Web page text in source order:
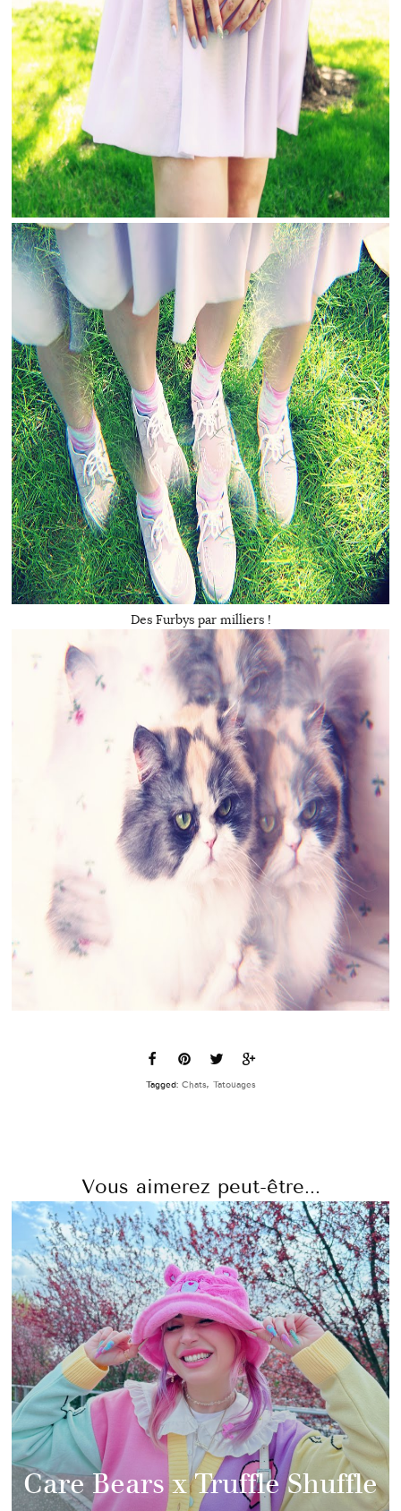
Des Furbys par milliers !
Tagged: Chats, Tatouages
Vous aimerez peut-être...
Care Bears x Truffle Shuffle